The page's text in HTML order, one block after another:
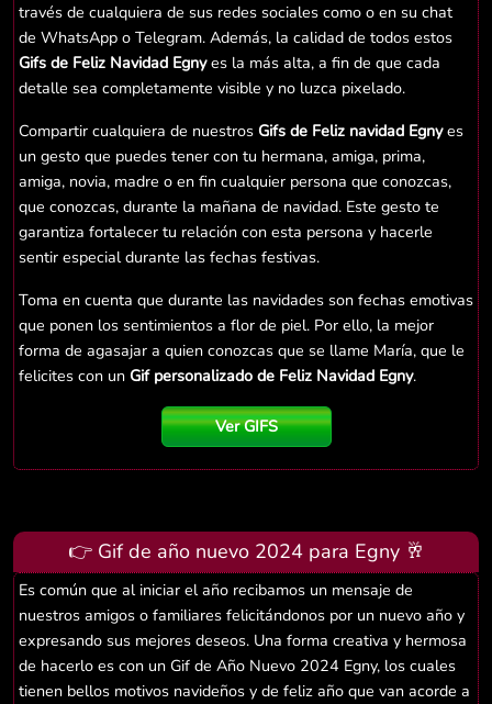
través de cualquiera de sus redes sociales como o en su chat
de WhatsApp o Telegram. Además, la calidad de todos estos
Gifs de Feliz Navidad Egnyes la más alta, a fin de que cada
detalle sea completamente visible y no luzca pixelado.
Compartir cualquiera de nuestros Gifs de Feliz navidad Egnyes
un gesto que puedes tener con tu hermana, amiga, prima,
amiga, novia, madre o en fin cualquier persona que conozcas,
que conozcas, durante la mañana de navidad. Este gesto te
garantiza fortalecer tu relación con esta persona y hacerle
sentir especial durante las fechas festivas.
Toma en cuenta que durante las navidades son fechas emotivas
que ponen los sentimientos a flor de piel. Por ello, la mejor
forma de agasajar a quien conozcas que se llame María, que le
felicites con un Gif personalizado de Feliz Navidad Egny.
Ver GIFS
👉 Gif de año nuevo 2024 para Egny 🥂
Es común que al iniciar el año recibamos un mensaje de
nuestros amigos o familiares felicitándonos por un nuevo año y
expresando sus mejores deseos. Una forma creativa y hermosa
de hacerlo es con un Gif de Año Nuevo 2024 Egny, los cuales
tienen bellos motivos navideños y de feliz año que van acorde a